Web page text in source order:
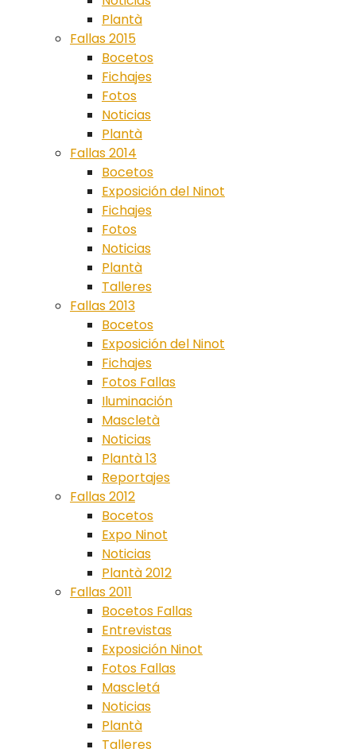
Plantà
Fallas 2015
Bocetos
Fichajes
Fotos
Noticias
Plantà
Fallas 2014
Bocetos
Exposición del Ninot
Fichajes
Fotos
Noticias
Plantà
Talleres
Fallas 2013
Bocetos
Exposición del Ninot
Fichajes
Fotos Fallas
Iluminación
Mascletà
Noticias
Plantà 13
Reportajes
Fallas 2012
Bocetos
Expo Ninot
Noticias
Plantà 2012
Fallas 2011
Bocetos Fallas
Entrevistas
Exposición Ninot
Fotos Fallas
Mascletá
Noticias
Plantà
Talleres